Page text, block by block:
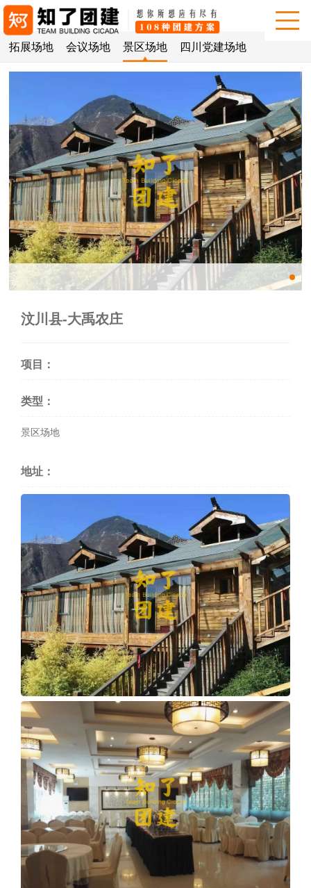
拓展场地 会议场地 景区场地 四川党建场地
汶川县-大禹农庄
项目：
类型：
景区场地
地址：